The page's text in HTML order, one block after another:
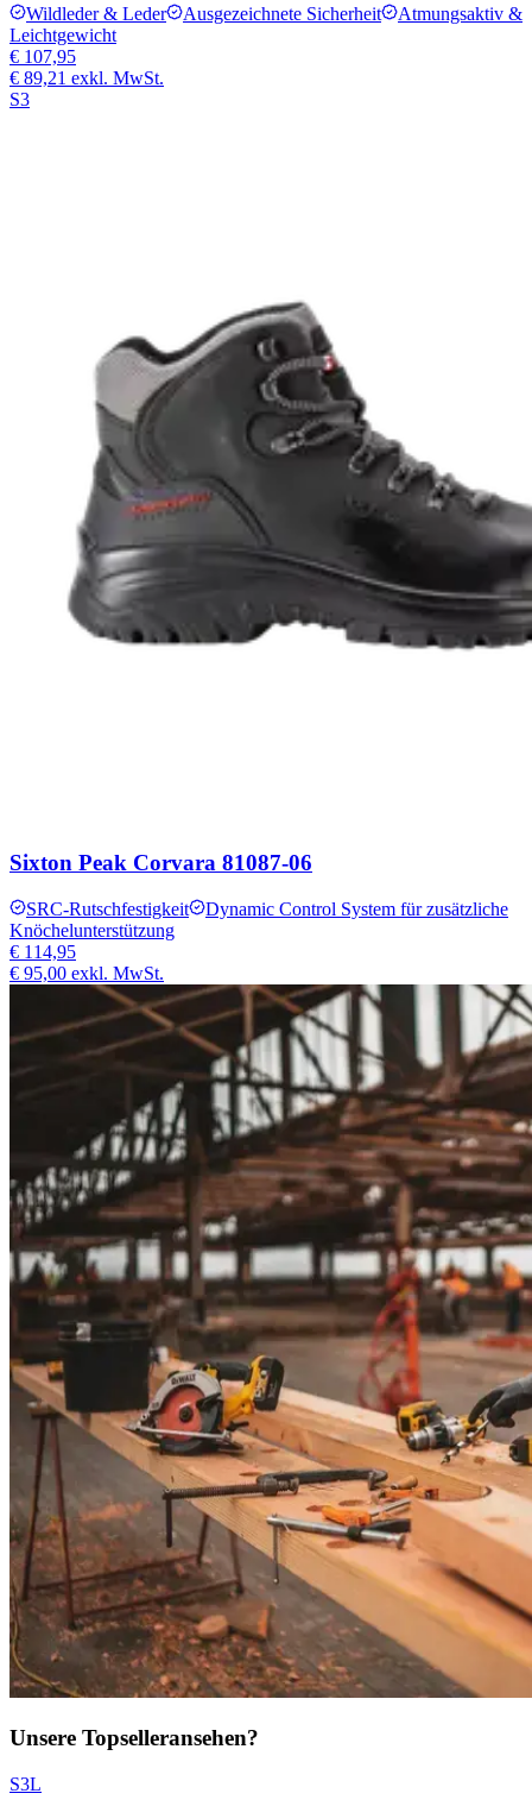
Wildleder & Leder Ausgezeichnete Sicherheit
Atmungsaktiv &
Leichtgewicht
€ 107,95
€ 89,21 exkl. MwSt.
S3
Sixton Peak Corvara 81087-06
SRC-Rutschfestigkeit
Dynamic Control System für zusätzliche
Knöchelunterstützung
€ 114,95
€ 95,00 exkl. MwSt.
Unsere Topselleransehen?
S3L